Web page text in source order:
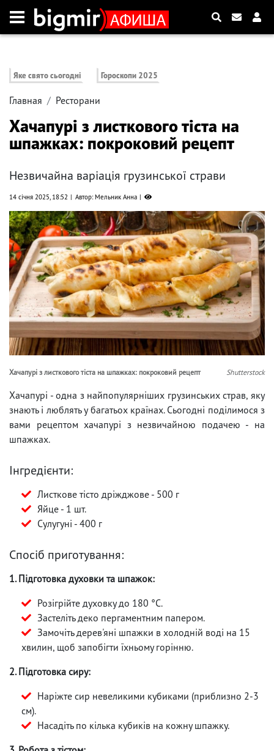
Яке свято сьогодні Гороскопи 2025
Главная Ресторани
Хачапурі з листкового тіста на
шпажках: покроковий рецепт
Незвичайна варіація грузинської страви
14 січня 2025, 18:52 Автор: Мельник Анна
Хачапурі з листкового тіста на шпажках: покроковий рецепт Shutterstock
Хачапурі - одна з найпопулярніших грузинських страв, яку
знають і люблять у багатьох країнах. Сьогодні поділимося з
вами рецептом хачапурі з незвичайною подачею - на
шпажках.
Інгредієнти:
Листкове тісто дріжджове - 500 г
Яйце - 1 шт.
Сулугуні - 400 г
Спосіб приготування:
1. Підготовка духовки та шпажок:
Розігрійте духовку до 180 °C.
Застеліть деко пергаментним папером.
Замочіть дерев'яні шпажки в холодній воді на 15
хвилин, щоб запобігти їхньому горінню.
2. Підготовка сиру:
Наріжте сир невеликими кубиками (приблизно 2-3
см).
Насадіть по кілька кубиків на кожну шпажку.